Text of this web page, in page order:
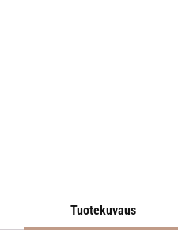
Tuotekuvaus